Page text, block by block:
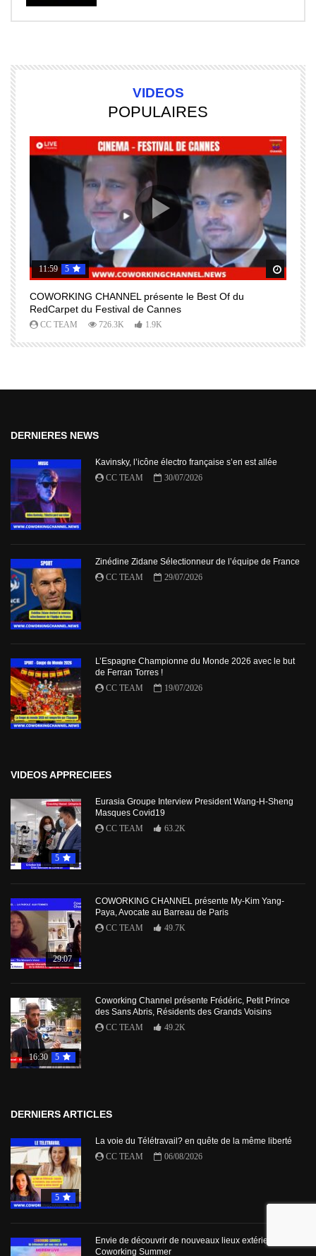
VIDEOS
POPULAIRES
Regardez Plus Tard
11:59 5
COWORKING CHANNEL présente le Best Of du
RedCarpet du Festival de Cannes
CC TEAM 726.3K 1.9K
DERNIERES NEWS
Kavinsky, l’icône électro française s’en est allée
CC TEAM
30/07/2026
Zinédine Zidane Sélectionneur de l’équipe de France
CC TEAM
29/07/2026
L’Espagne Championne du Monde 2026 avec le but
de Ferran Torres !
CC TEAM
19/07/2026
VIDEOS APPRECIEES
5
Eurasia Groupe Interview President Wang-H-Sheng
Masques Covid19
CC TEAM
63.2K
29:07
COWORKING CHANNEL présente My-Kim Yang-
Paya, Avocate au Barreau de Paris
CC TEAM
49.7K
16:30 5
Coworking Channel présente Frédéric, Petit Prince
des Sans Abris, Résidents des Grands Voisins
CC TEAM
49.2K
DERNIERS ARTICLES
5
La voie du Télétravail? en quête de la même liberté
CC TEAM
06/08/2026
Envie de découvrir de nouveaux lieux extérieurs avec
Coworking Summer